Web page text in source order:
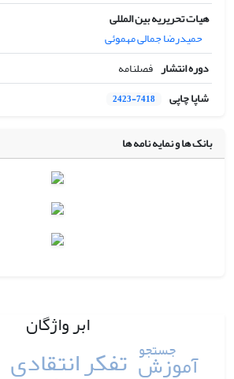
هیات تحریریه بین المللی
حمیدرضا جمالی مهموئی
دوره انتشار فصلنامه
شاپا چاپی
2423-7418
بانک ها و نمایه نامه ها
ابر واژگان
تفکر انتقادی آموزش
جستجو